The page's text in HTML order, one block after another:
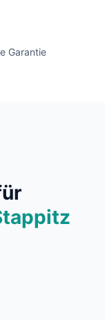
Garantie